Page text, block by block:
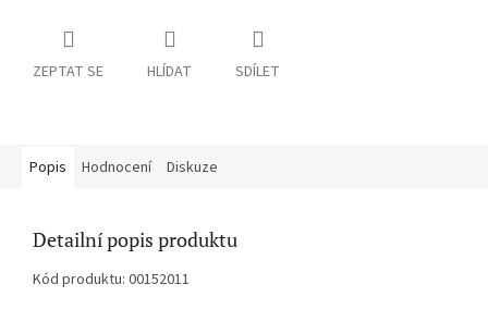
ZEPTAT SE HLÍDAT SDÍLET
Popis Hodnocení Diskuze
Detailní popis produktu
Kód produktu: 00152011